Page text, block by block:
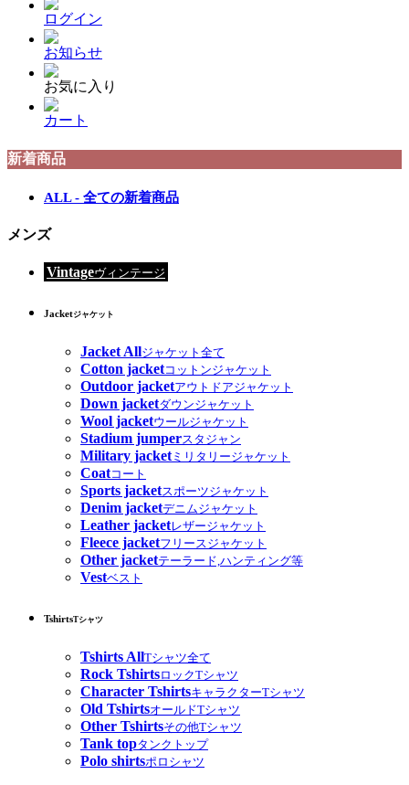
ログイン
お知らせ
お気に入り
カート
新着商品
ALL - 全ての新着商品
メンズ
Vintageヴィンテージ
Jacketジャケット
Jacket Allジャケット全て
Cotton jacketコットンジャケット
Outdoor jacketアウトドアジャケット
Down jacketダウンジャケット
Wool jacketウールジャケット
Stadium jumperスタジャン
Military jacketミリタリージャケット
Coatコート
Sports jacketスポーツジャケット
Denim jacketデニムジャケット
Leather jacketレザージャケット
Fleece jacketフリースジャケット
Other jacketテーラード,ハンティング等
Vestベスト
TshirtsTシャツ
Tshirts AllTシャツ全て
Rock TshirtsロックTシャツ
Character TshirtsキャラクターTシャツ
Old TshirtsオールドTシャツ
Other Tshirtsその他Tシャツ
Tank topタンクトップ
Polo shirtsポロシャツ